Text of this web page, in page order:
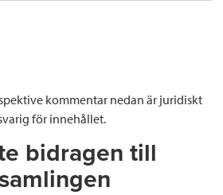
kommentar nedan är juridiskt
för innehållet.
bidragen till